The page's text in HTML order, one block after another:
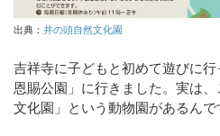
出典： 井の頭自然文化園
吉祥寺に子どもと初めて遊びに
恩賜公園」に行きました。実は
文化園」という動物園があるんで